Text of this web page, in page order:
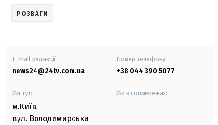
РОЗВАГИ
E-mail редакції
news24@24tv.com.ua
Номер телефону:
+38 044 390 5077
Ми тут:
м.Київ,
вул. Володимирська
Ми в соцмережах: